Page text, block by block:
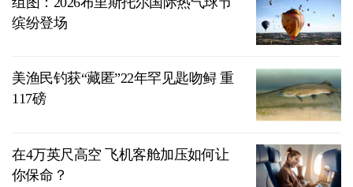
缤纷登场
美渔民钓获“藏匿”22年罕见匙吻鲟 重
117磅
在4万英尺高空 飞机客舱加压如何让
你保命？